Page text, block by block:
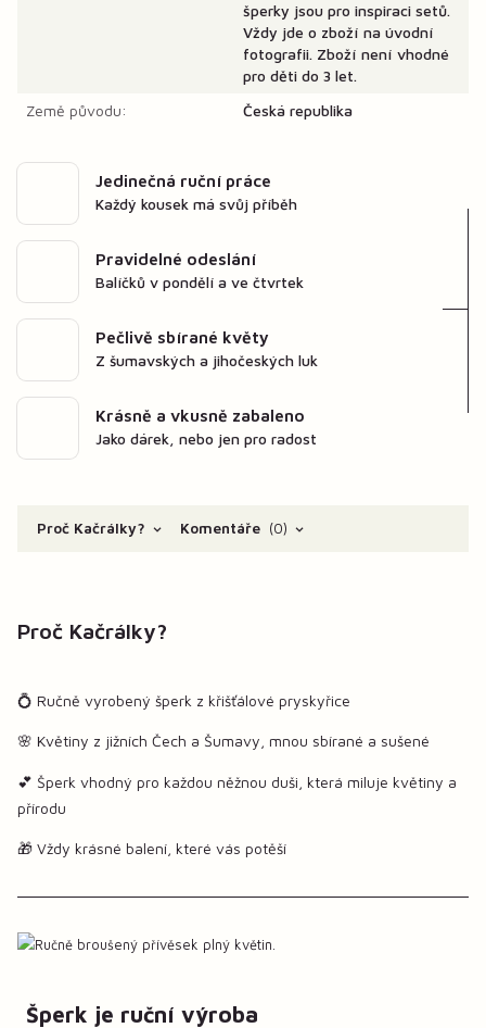
šperky jsou pro inspiraci setů.
Vždy jde o zboží na úvodní
fotografii. Zboží není vhodné
pro děti do 3 let.
Země původu:
Česká republika
Jedinečná ruční práce
Každý kousek má svůj příběh
Pravidelné odeslání
Balíčků v pondělí a ve čtvrtek
Pečlivě sbírané květy
Z šumavských a jihočeských luk
Krásně a vkusně zabaleno
Jako dárek, nebo jen pro radost
Proč Kačrálky? Komentáře 0
Proč Kačrálky?
💍 Ručně vyrobený šperk z křišťálové pryskyřice
🌸 Květiny z jižních Čech a Šumavy, mnou sbírané a sušené
💕 Šperk vhodný pro každou něžnou duši, která miluje květiny a
přírodu
🎁 Vždy krásné balení, které vás potěší
Šperk je ruční výroba